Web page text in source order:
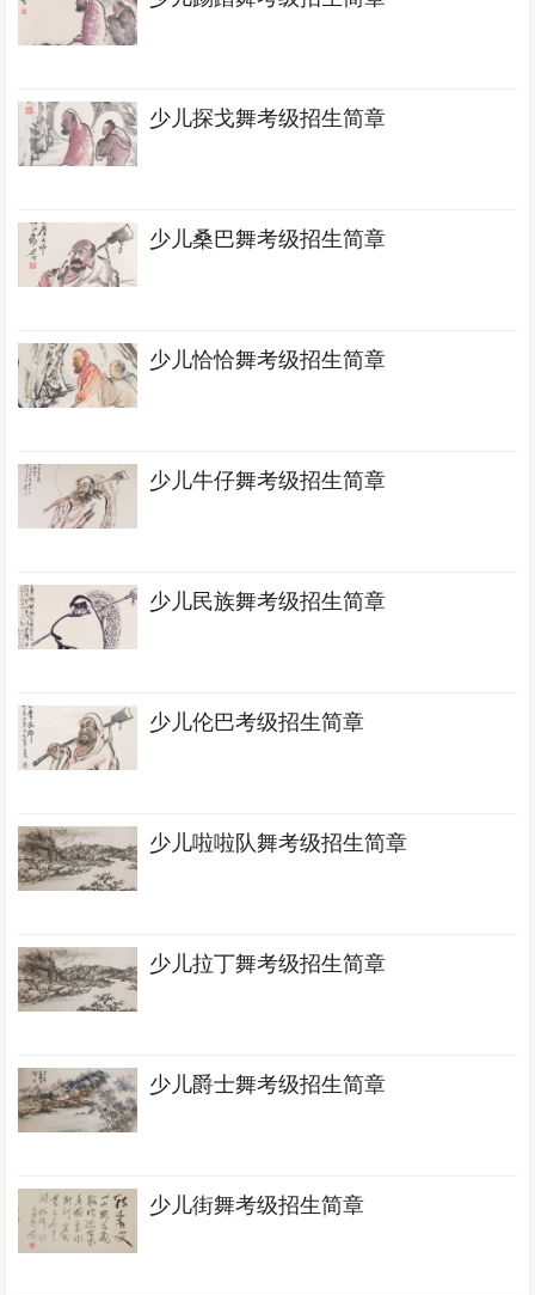
少儿探戈舞考级招生简章
少儿桑巴舞考级招生简章
少儿恰恰舞考级招生简章
少儿牛仔舞考级招生简章
少儿民族舞考级招生简章
少儿伦巴考级招生简章
少儿啦啦队舞考级招生简章
少儿拉丁舞考级招生简章
少儿爵士舞考级招生简章
少儿街舞考级招生简章